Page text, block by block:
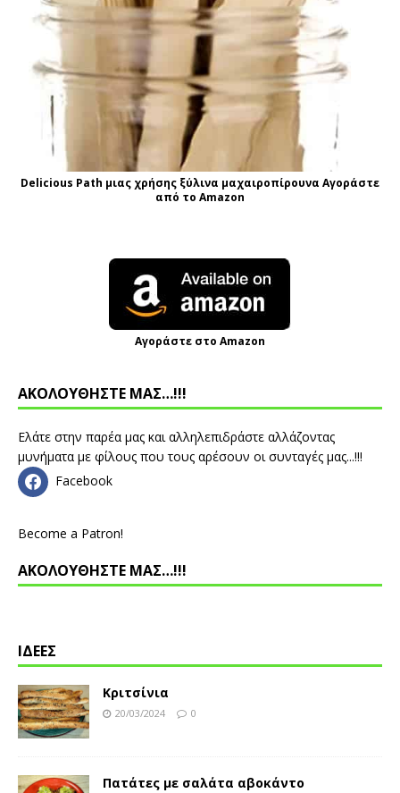
Delicious Path μιας χρήσης ξύλινα μαχαιροπίρουνα Αγοράστε
από το Amazon
Αγοράστε στο Amazon
ΑΚΟΛΟΥΘΗΣΤΕ ΜΑΣ…!!!
Ελάτε στην παρέα μας και αλληλεπιδράστε αλλάζοντας
μυνήματα με φίλους που τους αρέσουν οι συνταγές μας...!!!
Facebook
Become a Patron!
ΑΚΟΛΟΥΘΗΣΤΕ ΜΑΣ…!!!
ΙΔΕΕΣ
Κριτσίνια
20/03/2024 0
Πατάτες με σαλάτα αβοκάντο